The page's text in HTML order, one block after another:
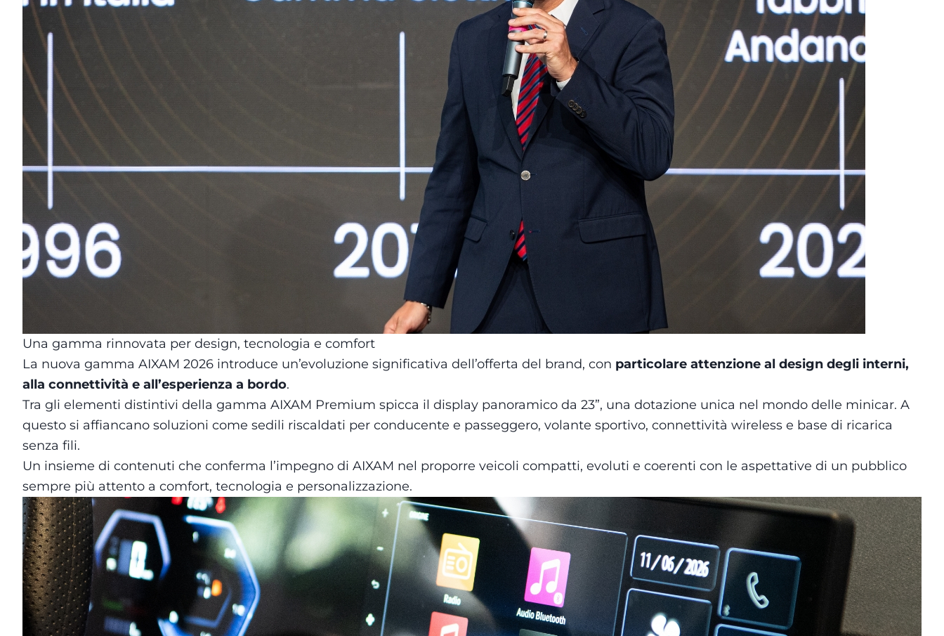
Una gamma rinnovata per design, tecnologia e comfort
La nuova gamma AIXAM 2026 introduce un’evoluzione significativa dell’offerta del brand, con particolare attenzione al design degli interni,
alla connettività e all’esperienza a bordo.
Tra gli elementi distintivi della gamma AIXAM Premium spicca il display panoramico da 23”, una dotazione unica nel mondo delle minicar. A
questo si affiancano soluzioni come sedili riscaldati per conducente e passeggero, volante sportivo, connettività wireless e base di ricarica
senza fili.
Un insieme di contenuti che conferma l’impegno di AIXAM nel proporre veicoli compatti, evoluti e coerenti con le aspettative di un pubblico
sempre più attento a comfort, tecnologia e personalizzazione.